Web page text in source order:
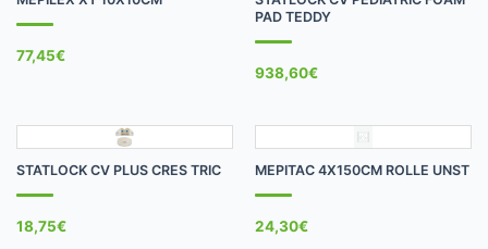
77,45€
PAD TEDDY
938,60€
STATLOCK CV PLUS CRES TRIC
18,75€
MEPITAC 4X150CM ROLLE UNST
24,30€